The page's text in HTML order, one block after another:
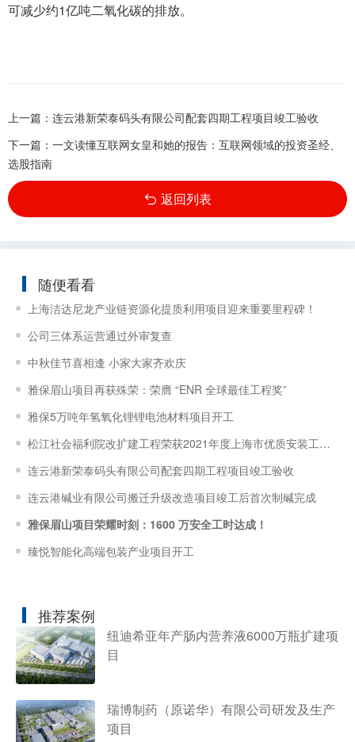
可减少约1亿吨二氧化碳的排放。
上一篇： 连云港新荣泰码头有限公司配套四期工程项目竣工验收
下一篇： 一文读懂互联网女皇和她的报告：互联网领域的投资圣经、
选股指南
返回列表
随便看看
上海洁达尼龙产业链资源化提质利用项目迎来重要里程碑！
公司三体系运营通过外审复查
中秋佳节喜相逢 小家大家齐欢庆
雅保眉山项目再获殊荣：荣膺 “ENR 全球最佳工程奖”
雅保5万吨年氢氧化锂锂电池材料项目开工
松江社会福利院改扩建工程荣获2021年度上海市优质安装工程“申安杯”奖
连云港新荣泰码头有限公司配套四期工程项目竣工验收
连云港碱业有限公司搬迁升级改造项目竣工后首次制碱完成
雅保眉山项目荣耀时刻：1600 万安全工时达成！
臻悦智能化高端包装产业项目开工
推荐案例
纽迪希亚年产肠内营养液6000万瓶扩建项
目
瑞博制药（原诺华）有限公司研发及生产
项目